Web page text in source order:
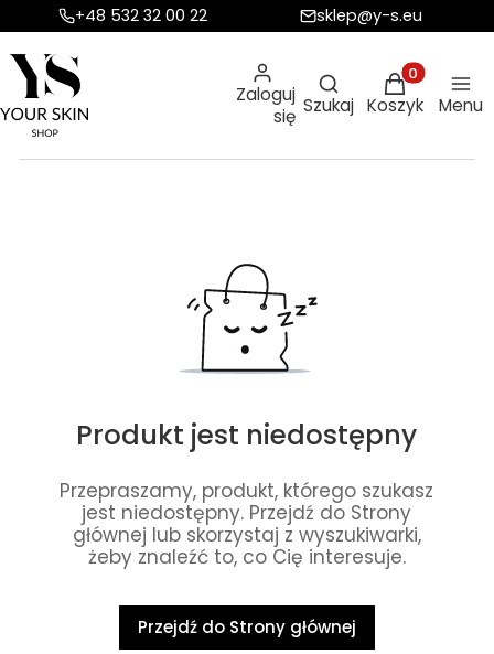
+48 532 32 00 22 sklep@y-s.eu
Zaloguj
się
Otwórz
Szukaj
Produkty w
Koszyk Menu
Produkt jest niedostępny
Przepraszamy, produkt, którego szukasz
jest niedostępny. Przejdź do Strony
głównej lub skorzystaj z wyszukiwarki,
żeby znaleźć to, co Cię interesuje.
Przejdź do Strony głównej